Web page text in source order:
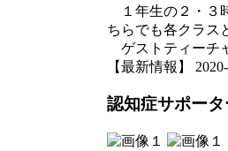
１年生の２・３
ちらでも各クラス
ゲストティーチ
【最新情報】
認知症サポー